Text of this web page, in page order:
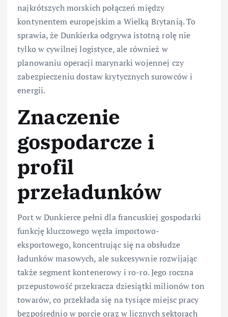
najkrótszych morskich połączeń między
kontynentem europejskim a Wielką Brytanią. To
sprawia, że Dunkierka odgrywa istotną rolę nie
tylko w cywilnej logistyce, ale również w
planowaniu operacji marynarki wojennej czy
zabezpieczeniu dostaw krytycznych surowców i
energii.
Znaczenie
gospodarcze i
profil
przeładunków
Port w Dunkierce pełni dla francuskiej gospodarki
funkcję kluczowego węzła importowo-
eksportowego, koncentrując się na obsłudze
ładunków masowych, ale sukcesywnie rozwijając
także segment kontenerowy i ro-ro. Jego roczna
przepustowość przekracza dziesiątki milionów ton
towarów, co przekłada się na tysiące miejsc pracy
bezpośrednio w porcie oraz w licznych sektorach